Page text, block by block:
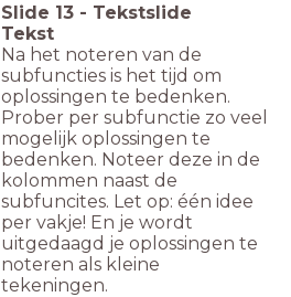
Slide 13 - Tekstslide
Tekst
Na het noteren van de
subfuncties is het tijd om
oplossingen te bedenken.
Prober per subfunctie zo veel
mogelijk oplossingen te
bedenken. Noteer deze in de
kolommen naast de
subfuncites. Let op: één idee
per vakje! En je wordt
uitgedaagd je oplossingen te
noteren als kleine
tekeningen.